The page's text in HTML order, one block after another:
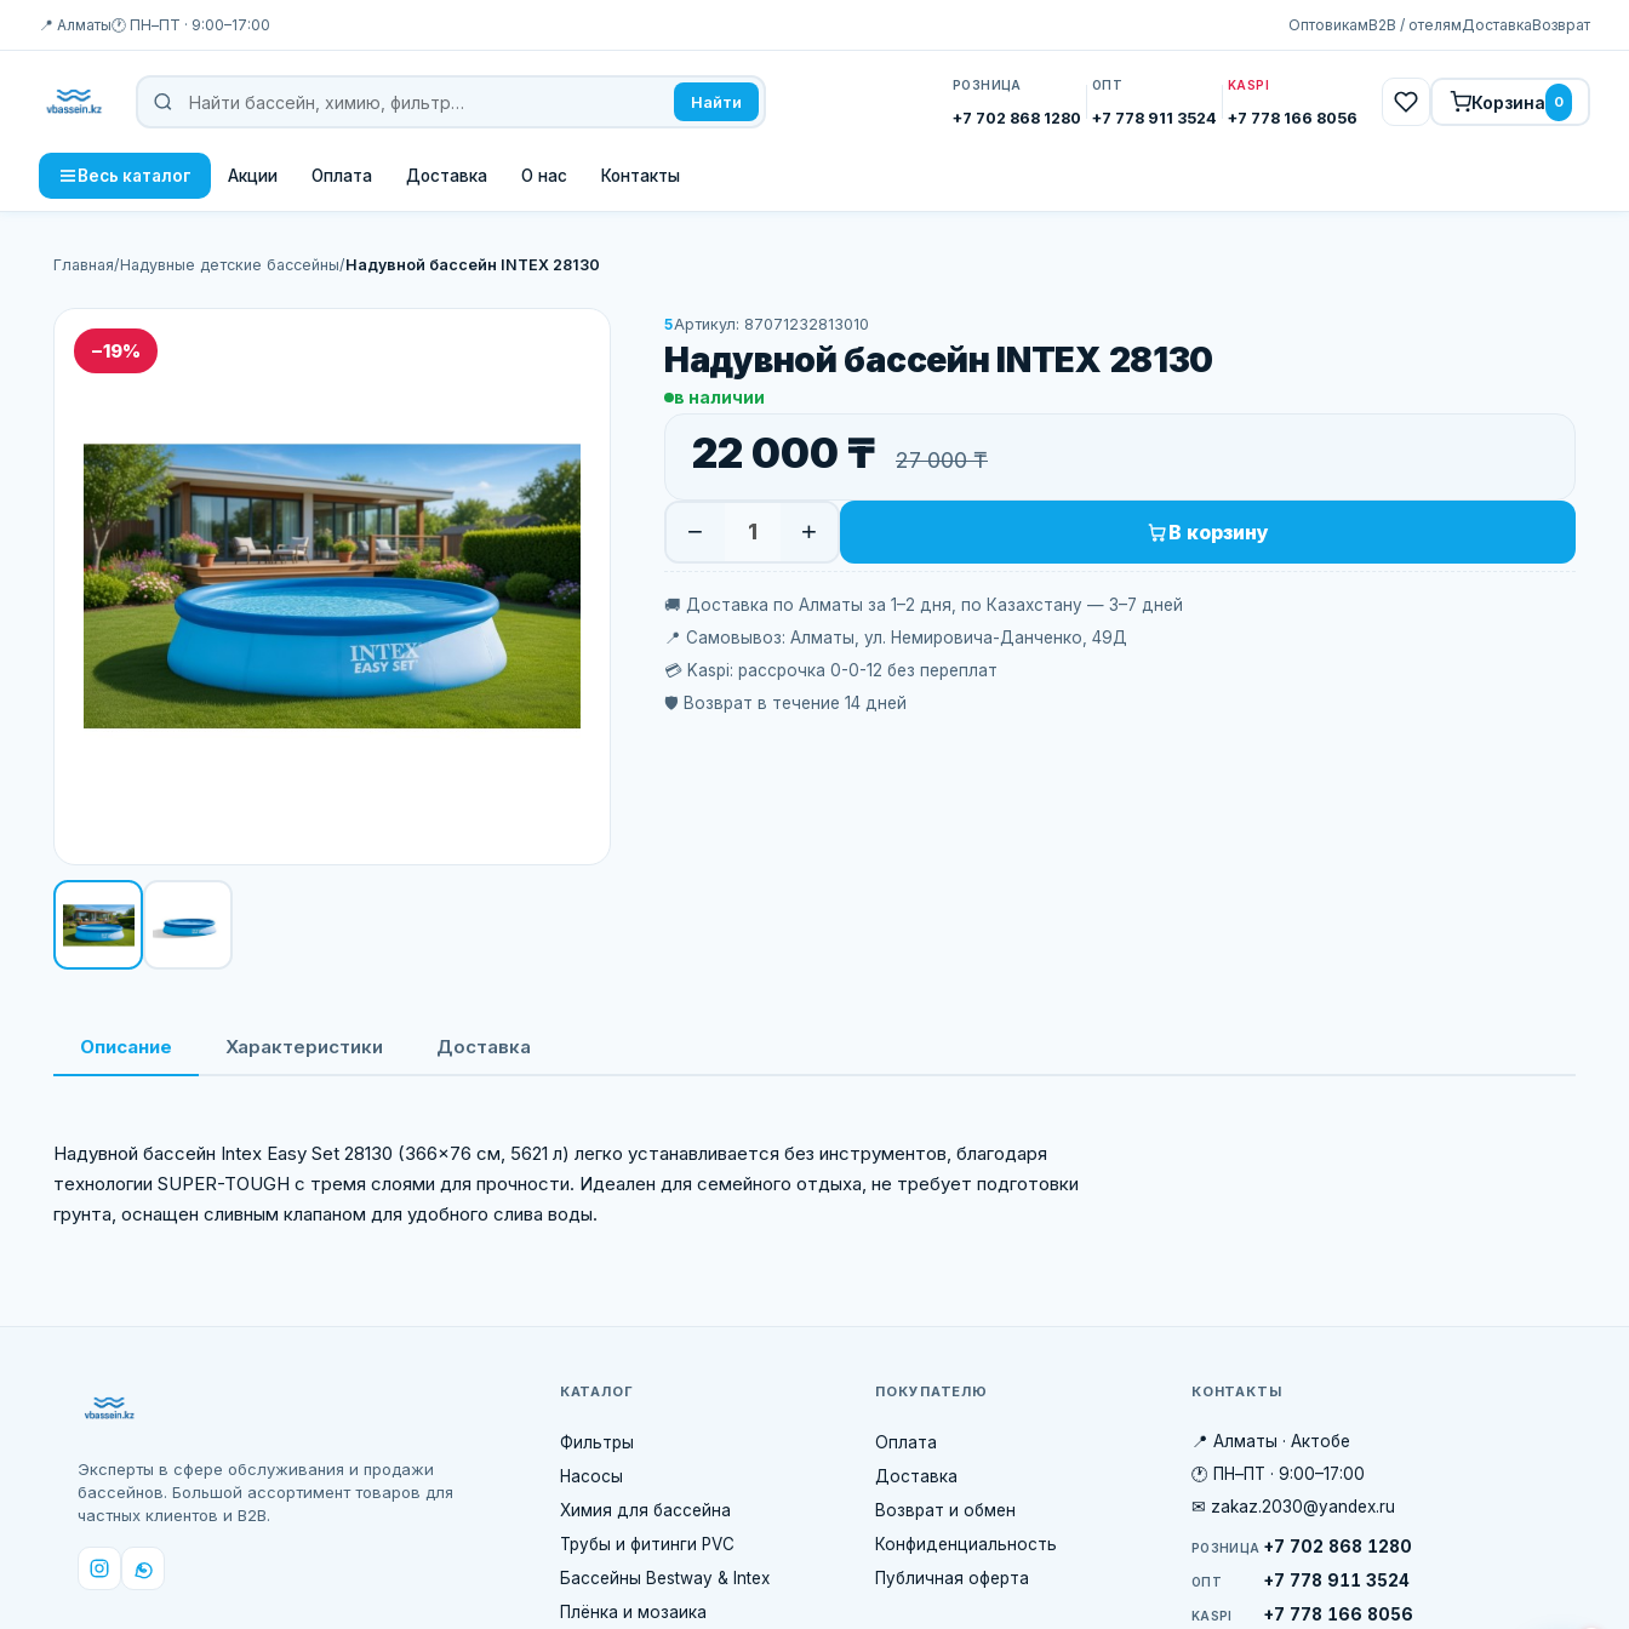
📍 Алматы🕐 ПН–ПТ · 9:00–17:00 ОптовикамB2B / отелямДоставкаВозврат
Найти
РОЗНИЦА
+7 702 868 1280
ОПТ
+7 778 911 3524
KASPI
+7 778 166 8056
Корзина 0
Весь каталог Акции Оплата Доставка О нас Контакты
Главная/Надувные детские бассейны/Надувной бассейн INTEX 28130
−19%
5Артикул: 87071232813010
Надувной бассейн INTEX 28130
в наличии
22 000 ₸ 27 000 ₸
− 1 + В корзину
🚚 Доставка по Алматы за 1–2 дня, по Казахстану — 3–7 дней
📍 Самовывоз: Алматы, ул. Немировича-Данченко, 49Д
💳 Kaspi: рассрочка 0-0-12 без переплат
🛡️ Возврат в течение 14 дней
Описание Характеристики Доставка
Надувной бассейн Intex Easy Set 28130 (366x76 см, 5621 л) легко устанавливается без инструментов, благодаря
технологии SUPER-TOUGH с тремя слоями для прочности. Идеален для семейного отдыха, не требует подготовки
грунта, оснащен сливным клапаном для удобного слива воды.
Эксперты в сфере обслуживания и продажи
бассейнов. Большой ассортимент товаров для
частных клиентов и B2B.
КАТАЛОГ
Фильтры
Насосы
Химия для бассейна
Трубы и фитинги PVC
Бассейны Bestway & Intex
Плёнка и мозаика
ПОКУПАТЕЛЮ
Оплата
Доставка
Возврат и обмен
Конфиденциальность
Публичная оферта
КОНТАКТЫ
📍 Алматы · Актобе
🕐 ПН–ПТ · 9:00–17:00
✉ zakaz.2030@yandex.ru
РОЗНИЦА +7 702 868 1280
ОПТ +7 778 911 3524
KASPI +7 778 166 8056